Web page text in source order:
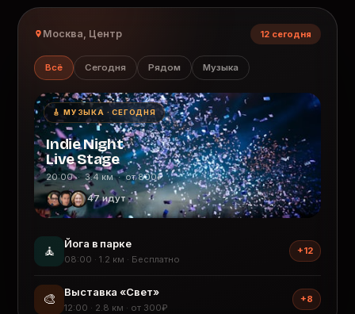
Москва, Центр 12 сегодня
Всё Сегодня Рядом Музыка
🎸 МУЗЫКА · СЕГОДНЯ
Indie Night
Live Stage
20:00 · 3.4 км · от 800₽
47 идут
🧘 Йога в парке
08:00 · 1.2 км · Бесплатно
+12
🎨 Выставка «Свет»
12:00 · 2.8 км · от 300₽
+8